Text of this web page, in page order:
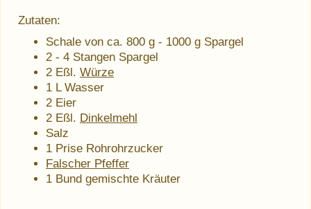
Zutaten:
Schale von ca. 800 g - 1000 g Spargel
2 - 4 Stangen Spargel
2 Eßl. Würze
1 L Wasser
2 Eier
2 Eßl. Dinkelmehl
Salz
1 Prise Rohrohrzucker
Falscher Pfeffer
1 Bund gemischte Kräuter